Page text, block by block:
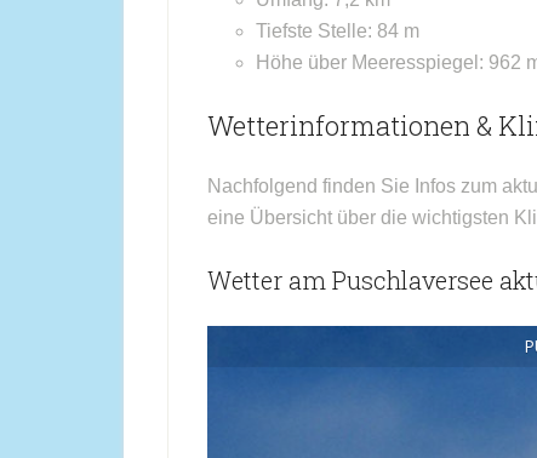
Tiefste Stelle: 84 m
Höhe über Meeresspiegel: 962
Wetterinformationen &
Nachfolgend finden Sie Infos zum
eine Übersicht über die wichtigsten
Wetter am Puschlaversee